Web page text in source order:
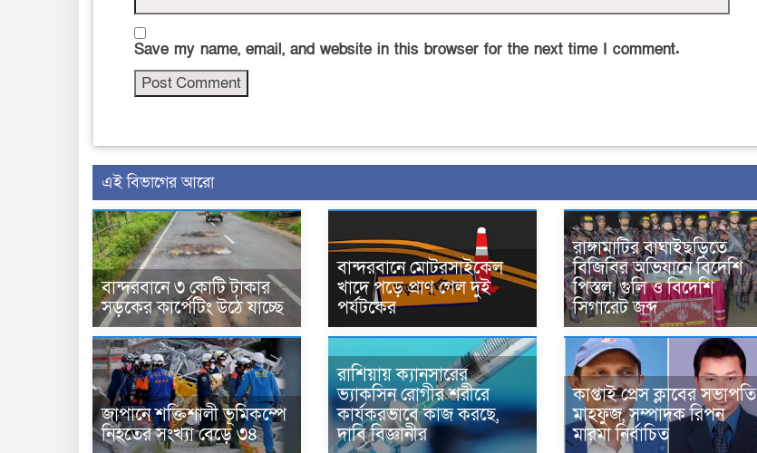
Save my name, email, and website in this browser for the next time I comment.
এই বিভাগের আরো
বান্দরবানে ৩ কোটি টাকার
সড়কের কার্পেটিং উঠে যাচ্ছে
বান্দরবানে মোটরসাইকেল
খাদে পড়ে প্রাণ গেল দুই
পর্যটকের
রাঙ্গামাটির বাঘাইছড়িতে
বিজিবির অভিযানে বিদেশি
পিস্তল, গুলি ও বিদেশি
সিগারেট জব্দ
জাপানে শক্তিশালী ভূমিকম্পে
নিহতের সংখ্যা বেড়ে ৩৪
রাশিয়ায় ক্যানসারের
ভ্যাকসিন রোগীর শরীরে
কার্যকরভাবে কাজ করছে,
দাবি বিজ্ঞানীর
কাপ্তাই প্রেস ক্লাবের সভাপতি
মাহফুজ, সম্পাদক রিপন
মারমা নির্বাচিত